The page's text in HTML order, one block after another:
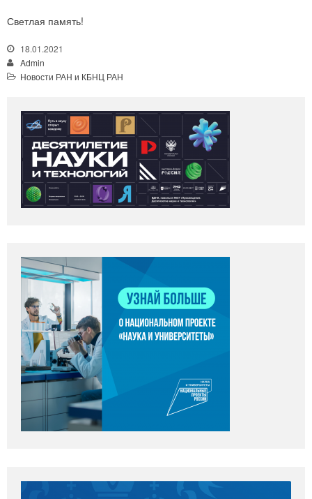
Светлая память!
18.01.2021
Admin
Новости РАН и КБНЦ РАН